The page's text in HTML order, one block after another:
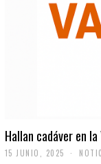
Hallan cadáver en
15 JUNIO, 2025